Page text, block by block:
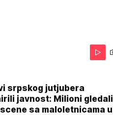
srpskog jutjubera
javnost: Milioni gledali
sa maloletnicama u